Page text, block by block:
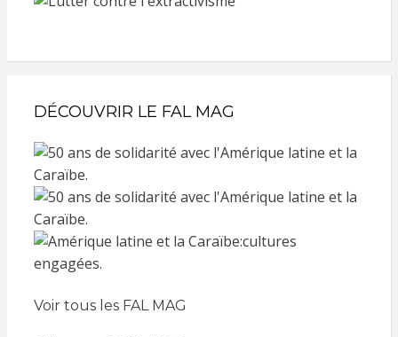
DÉCOUVRIR LE FAL MAG
Voir tous les FAL MAG